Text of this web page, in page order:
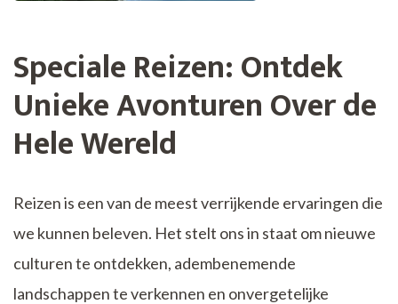
Speciale Reizen: Ontdek
Unieke Avonturen Over de
Hele Wereld
Reizen is een van de meest verrijkende ervaringen die
we kunnen beleven. Het stelt ons in staat om nieuwe
culturen te ontdekken, adembenemende
landschappen te verkennen en onvergetelijke